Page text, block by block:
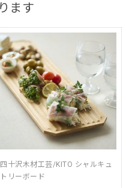
ます
四十沢木材工芸/KITO シャルキュ
トリーボード